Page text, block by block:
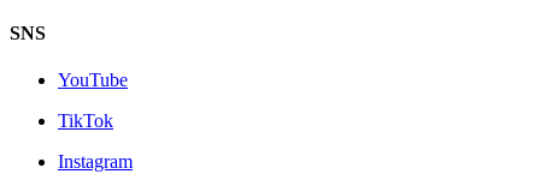
SNS
YouTube
TikTok
Instagram